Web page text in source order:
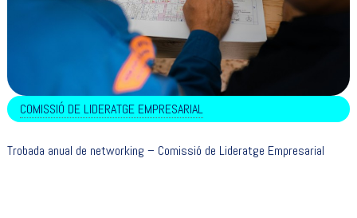
COMISSIÓ DE LIDERATGE EMPRESARIAL
Trobada anual de networking – Comissió de Lideratge Empresarial